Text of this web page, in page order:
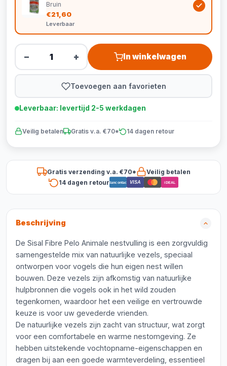
Bruin
€21,60
Leverbaar
− + In winkelwagen
Toevoegen aan favorieten
Leverbaar: levertijd 2-5 werkdagen
Veilig betalen Gratis v.a. €70* 14 dagen retour
Gratis verzending v.a. €70*
Veilig betalen
14 dagen retourBancontact VISA iDEAL
Beschrijving
De Sisal Fibre Pelo Animale nestvulling is een zorgvuldig
samengestelde mix van natuurlijke vezels, speciaal
ontworpen voor vogels die hun eigen nest willen
bouwen. Deze vezels zijn afkomstig van natuurlijke
hulpbronnen die vogels ook in het wild zouden
tegenkomen, waardoor het een veilige en vertrouwde
keuze is voor uw gevederde vrienden.
De natuurlijke vezels zijn zacht van structuur, wat zorgt
voor een comfortabele en warme nestomgeving. Ze
hebben uitstekende vochtopname-eigenschappen en
dragen bij aan een goede warmteverdeling, essentieel